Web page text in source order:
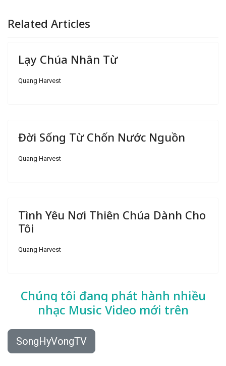
Related Articles
Lạy Chúa Nhân Từ
Quang Harvest
Đời Sống Từ Chốn Nước Nguồn
Quang Harvest
Tình Yêu Nơi Thiên Chúa Dành Cho
Tôi
Quang Harvest
Chúng tôi đang phát hành nhiều
nhạc Music Video mới trên
SongHyVongTV